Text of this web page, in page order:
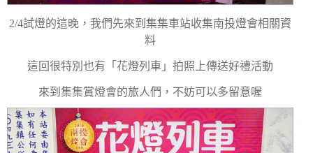
2/4試燈的這晚，我們先來到集集車站收集南投燈會相關資
料
這回很特別也有「花燈列車」拍照上傳送好禮活動
來到集集賞燈會的旅人們，不妨可以多留意喔